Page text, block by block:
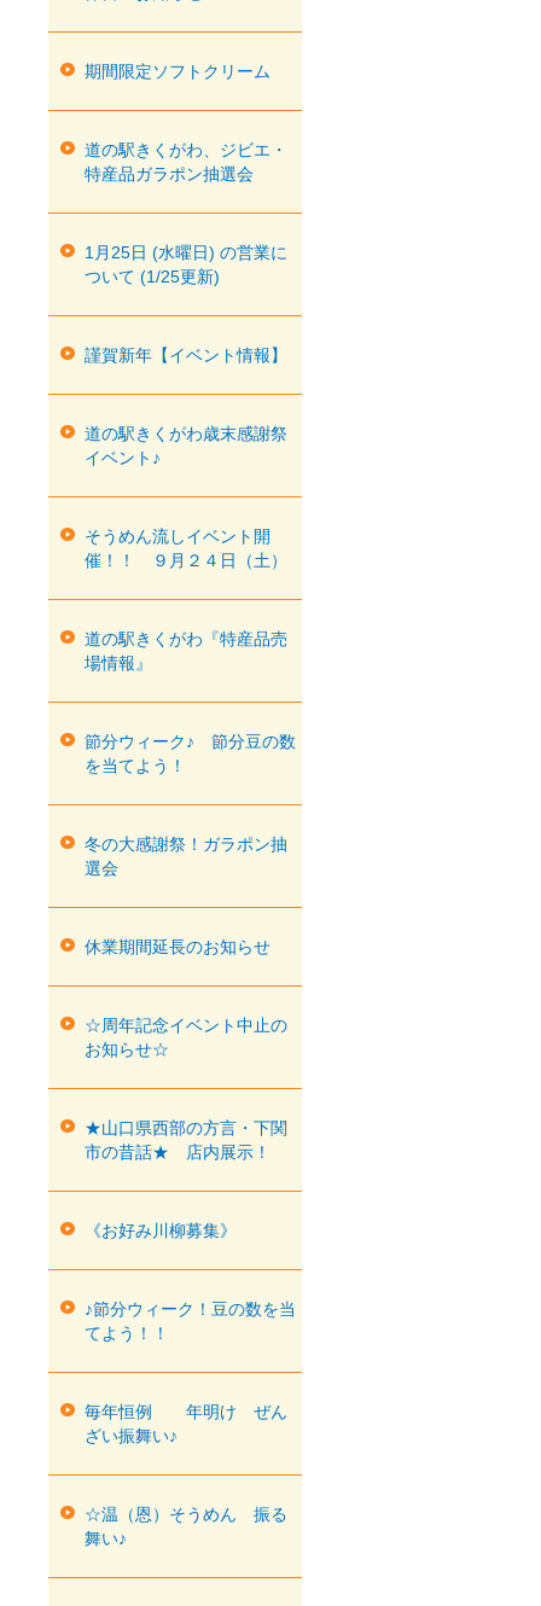
期間限定ソフトクリーム
道の駅きくがわ、ジビエ・
特産品ガラポン抽選会
1月25日 (水曜日) の営業に
ついて (1/25更新)
謹賀新年【イベント情報】
道の駅きくがわ歳末感謝祭
イベント♪
そうめん流しイベント開
催！！ ９月２４日（土）
道の駅きくがわ『特産品売
場情報』
節分ウィーク♪ 節分豆の数
を当てよう！
冬の大感謝祭！ガラポン抽
選会
休業期間延長のお知らせ
☆周年記念イベント中止の
お知らせ☆
★山口県西部の方言・下関
市の昔話★ 店内展示！
《お好み川柳募集》
♪節分ウィーク！豆の数を当
てよう！！
毎年恒例 年明け ぜん
ざい振舞い♪
☆温（恩）そうめん 振る
舞い♪